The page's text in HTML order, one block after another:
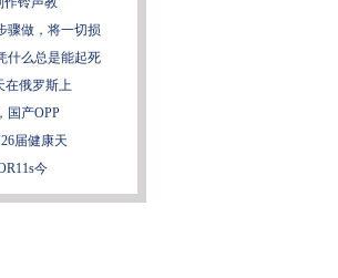
骤做，将一切损
什么总是能起死
在俄罗斯上
国产OPP
届健康天
今